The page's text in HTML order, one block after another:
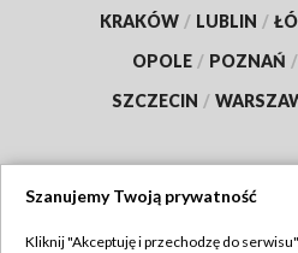
KRAKÓW / LUBLIN /
OPOLE / POZNAŃ /
SZCZECIN /
Szanujemy Twoją prywatność
Kliknij "Akceptuję i przechodzę do